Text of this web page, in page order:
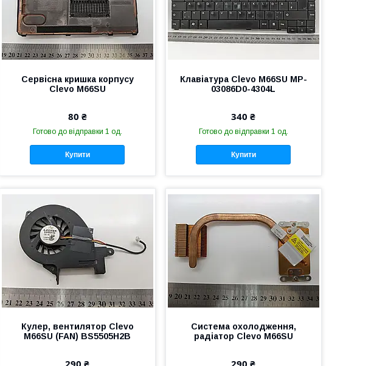
Сервісна кришка корпусу
Clevo M66SU
80 ₴
Готово до відправки 1 од.
Купити
Клавіатура Clevo M66SU MP-
03086D0-4304L
340 ₴
Готово до відправки 1 од.
Купити
Кулер, вентилятор Clevo
M66SU (FAN) BS5505H2B
Система охолодження,
радіатор Clevo M66SU